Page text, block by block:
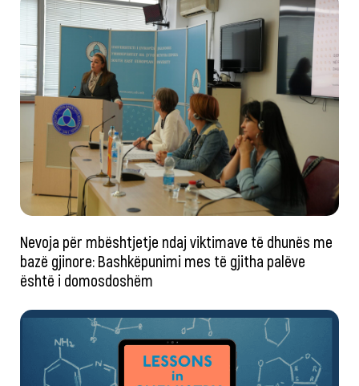
Nevoja për mbështjetje ndaj viktimave të dhunës me
bazë gjinore: Bashkëpunimi mes të gjitha palëve
është i domosdoshëm